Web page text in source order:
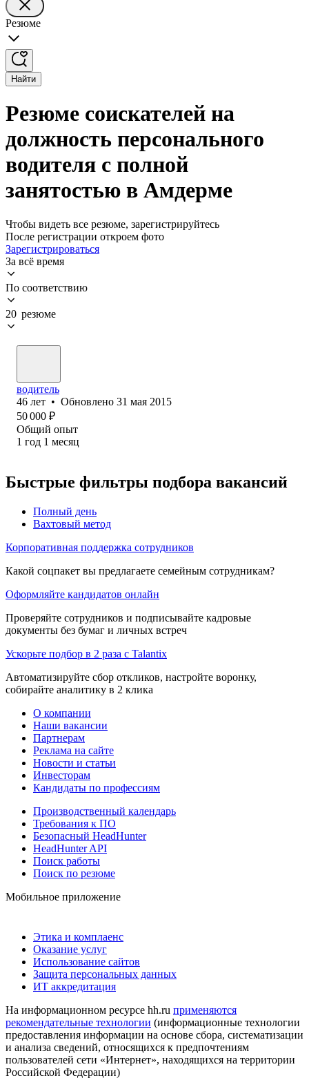
Резюме
Найти
Резюме соискателей на
должность персонального
водителя с полной
занятостью в Амдерме
Чтобы видеть все резюме, зарегистрируйтесь
После регистрации откроем фото
Зарегистрироваться
За всё время
По соответствию
20 резюме
водитель
46 лет • Обновлено 31 мая 2015
50 000 ₽
Общий опыт
1 год 1 месяц
Быстрые фильтры подбора вакансий
Полный день
Вахтовый метод
Корпоративная поддержка сотрудников
Какой соцпакет вы предлагаете семейным сотрудникам?
Оформляйте кандидатов онлайн
Проверяйте сотрудников и подписывайте кадровые
документы без бумаг и личных встреч
Ускорьте подбор в 2 раза с Talantix
Автоматизируйте сбор откликов, настройте воронку,
собирайте аналитику в 2 клика
О компании
Наши вакансии
Партнерам
Реклама на сайте
Новости и статьи
Инвесторам
Кандидаты по профессиям
Производственный календарь
Требования к ПО
Безопасный HeadHunter
HeadHunter API
Поиск работы
Поиск по резюме
Мобильное приложение
Этика и комплаенс
Оказание услуг
Использование сайтов
Защита персональных данных
ИТ аккредитация
На информационном ресурсе hh.ru применяются
рекомендательные технологии (информационные технологии
предоставления информации на основе сбора, систематизации
и анализа сведений, относящихся к предпочтениям
пользователей сети «Интернет», находящихся на территории
Российской Федерации)